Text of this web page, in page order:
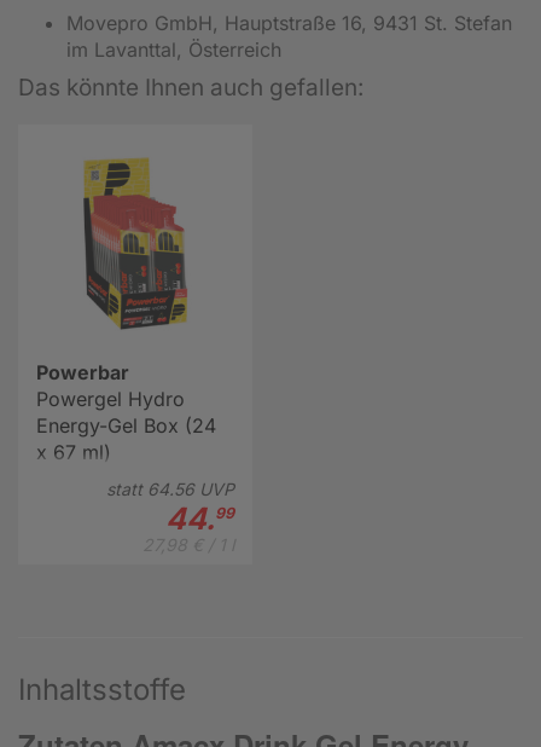
Movepro GmbH, Hauptstraße 16, 9431 St. Stefan
im Lavanttal, Österreich
Das könnte Ihnen auch gefallen:
Powerbar
Powergel Hydro
Energy-Gel Box (24
x 67 ml)
statt 64.56UVP
44.99
Inhaltsstoffe